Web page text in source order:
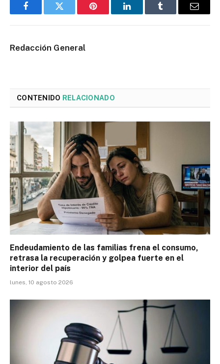
FacebookTwitter Pinterest LinkedInTumblr Email
Redacción General
CONTENIDO RELACIONADO
Endeudamiento de las familias frena el consumo,
retrasa la recuperación y golpea fuerte en el
interior del país
lunes, 10 agosto 2026